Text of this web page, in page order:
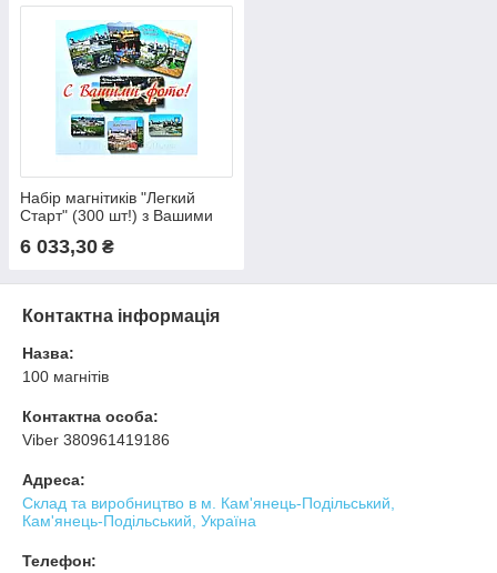
Набір магнітиків "Легкий
Старт" (300 шт!) з Вашими
6 033,30 ₴
Контактна інформація
Назва:
100 магнітів
Контактна особа:
Viber 380961419186
Адреса:
Склад та виробництво в м. Кам'янець-Подільський,
Кам'янець-Подільський, Україна
Телефон: